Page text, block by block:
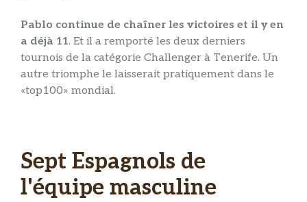
Pablo continue de chaîner les victoires et il y en
a déjà 11. Et il a remporté les deux derniers
tournois de la catégorie Challenger à Tenerife. Un
autre triomphe le laisserait pratiquement dans le
«top100» mondial.
Sept Espagnols de
l'équipe masculine